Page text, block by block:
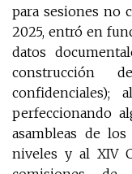
para sesiones no
2025, entró en
datos
construcción
confidenciales);
perfeccionando
asambleas de
niveles y al XIV